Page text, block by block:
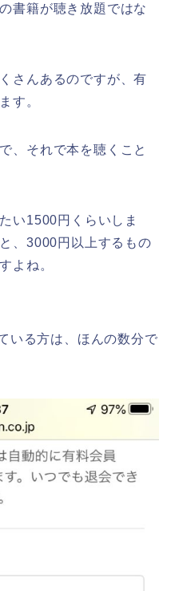
書籍が聴き放題ではな
さんあるのですが、有
す。
、それで本を聴くこと
い1500円くらいしま
、3000円以上するもの
よね。
いる方は、ほんの数分で